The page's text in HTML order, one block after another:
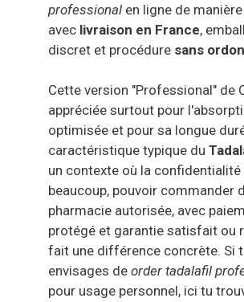
professional en ligne de
avec livraison en France,
discret et procédure sans
Cette version "Professional" de
appréciée surtout pour
optimisée et pour sa longue
caractéristique typique du
un contexte où la
beaucoup, pouvoir commander
pharmacie autorisée, avec
protégé et garantie satisfait ou
fait une différence concrète. Si
envisages de order tadalafil
pour usage personnel, ici tu